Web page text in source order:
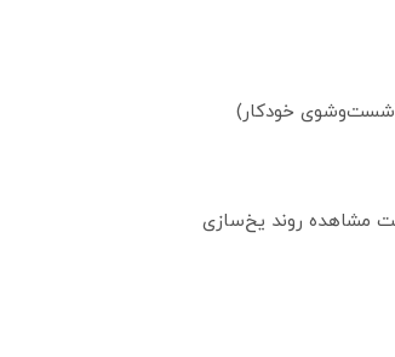
مشاهده روند یخ‌سازی